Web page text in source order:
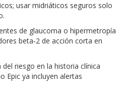
usar midriáticos seguros solo
de glaucoma o hipermetropía
beta‑2 de acción corta en
riesgo en la historia clínica
Epic ya incluyen alertas